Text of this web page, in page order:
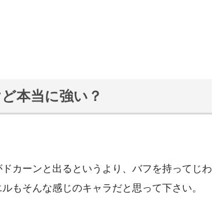
本当に強い？
カーンと出るというより、バフを持ってじわ
もそんな感じのキャラだと思って下さい。